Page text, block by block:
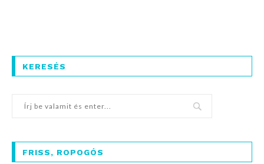
KERESÉS
FRISS, ROPOGÓS